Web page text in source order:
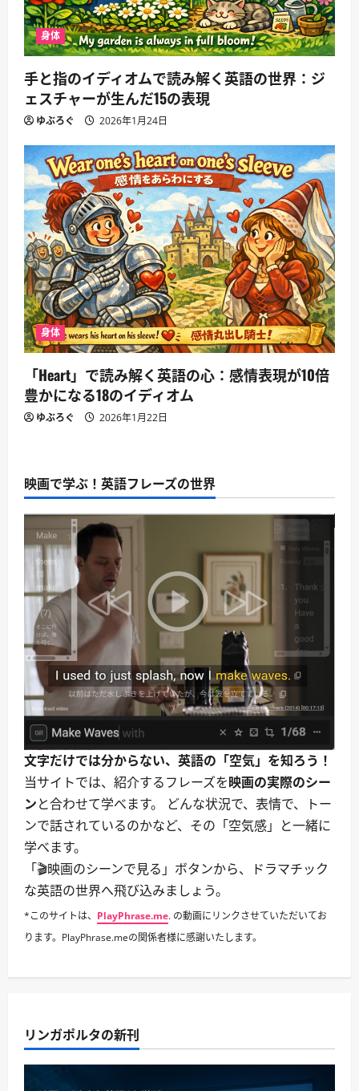
身体
手と指のイディオムで読み解く英語の世界：ジ
ェスチャーが生んだ15の表現
ゆぶろぐ 2026年1月24日
身体
「Heart」で読み解く英語の心：感情表現が10倍
豊かになる18のイディオム
ゆぶろぐ 2026年1月22日
映画で学ぶ！英語フレーズの世界
文字だけでは分からない、英語の「空気」を知ろう！
当サイトでは、紹介するフレーズを映画の実際のシー
ンと合わせて学べます。 どんな状況で、表情で、トー
ンで話されているのかなど、その「空気感」と一緒に
学べます。
「🎬映画のシーンで見る」ボタンから、ドラマチック
な英語の世界へ飛び込みましょう。
*このサイトは、 PlayPhrase.me. の動画にリンクさせていただいてお
ります。PlayPhrase.meの関係者様に感謝いたします。
リンガポルタの新刊